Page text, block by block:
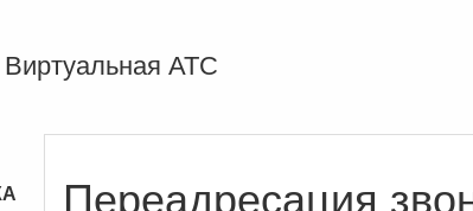
Виртуальная АТС
Переадресация